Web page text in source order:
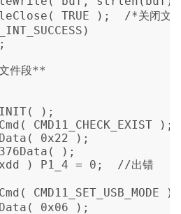
TRUE );  /*关闭文件,
件段**
);
CMD11_CHECK_EXIST );
0x22 );
);
) P1_4 = 0;  //出错
CMD11_SET_USB_MODE
0x06 );